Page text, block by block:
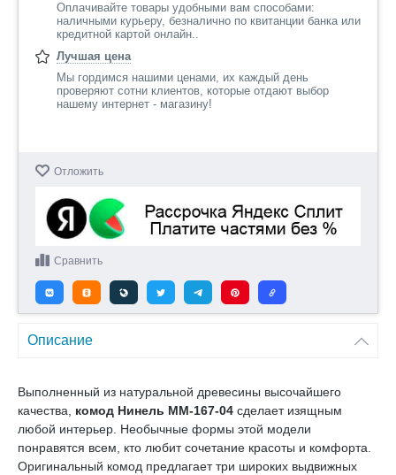
Оплачивайте товары удобными вам способами:
наличными курьеру, безналично по квитанции банка или
кредитной картой онлайн..
Лучшая цена
Мы гордимся нашими ценами, их каждый день
проверяют сотни клиентов, которые отдают выбор
нашему интернет - магазину!
Отложить
Сравнить
Описание
Выполненный из натуральной древесины высочайшего
качества, комод Нинель ММ-167-04 сделает изящным
любой интерьер. Необычные формы этой модели
понравятся всем, кто любит сочетание красоты и комфорта.
Оригинальный комод предлагает три широких выдвижных